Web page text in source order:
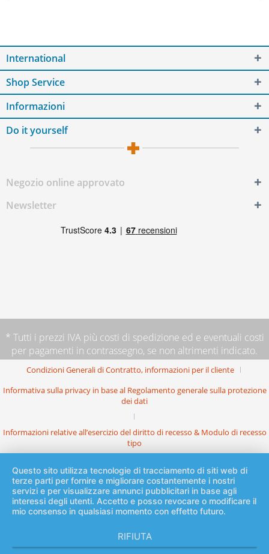
International
Shop Service
Informazioni
Do it yourself
Negozio online approvato
Newsletter
* Tutti i prezzi IVA più costi di spedizione ed e eventuali costi
per pagamenti in contrassegno, se non altrimenti indicato.
Condizioni Generali di Contratto, informazioni per il cliente
Informativa sulla privacy in base al Regolamento generale sulla protezione
dei dati
Informazioni relative all’esercizio del diritto di recesso & Modulo di recesso
tipo
Questo sito utilizza tecnologie di tracciamento di siti web di
terze parti per fornire e migliorare costantemente i nostri
servizi e per visualizzare annunci pubblicitari in base agli
interessi degli utenti. Accetto e posso revocare o modificare il
mio consenso in qualsiasi momento con effetto futuro.
RIFIUTA